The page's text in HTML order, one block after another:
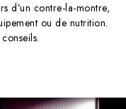
d’un contre-la-montre,
ou de nutrition.